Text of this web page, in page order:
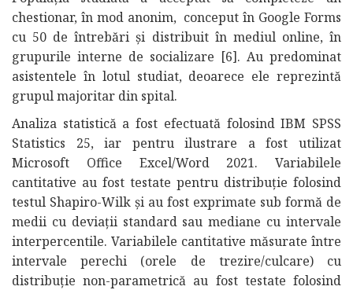
chestionar, în mod anonim, conceput în Google Forms
cu 50 de întrebări și distribuit în mediul online, în
grupurile interne de socializare [6]. Au predominat
asistentele în lotul studiat, deoarece ele reprezintă
grupul majoritar din spital.
Analiza statistică a fost efectuată folosind IBM SPSS
Statistics 25, iar pentru ilustrare a fost utilizat
Microsoft Office Excel/Word 2021. Variabilele
cantitative au fost testate pentru distribuție folosind
testul Shapiro-Wilk şi au fost exprimate sub formă de
medii cu deviații standard sau mediane cu intervale
interpercentile. Variabilele cantitative măsurate între
intervale perechi (orele de trezire/culcare) cu
distribuție non-parametrică au fost testate folosind